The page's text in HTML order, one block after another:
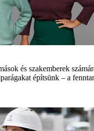
és szakemberek
építsünk – a